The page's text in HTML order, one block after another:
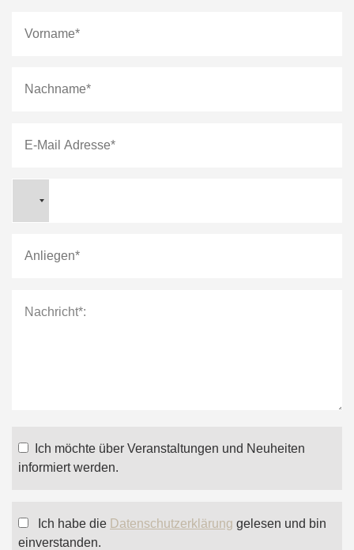
Ich möchte über Veranstaltungen und Neuheiten
informiert werden.
Ich habe die Datenschutzerklärung gelesen und bin
einverstanden.